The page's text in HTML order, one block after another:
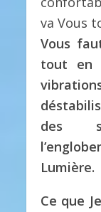
va Vous
Vous
tout en
des
Lumière.
Ce que